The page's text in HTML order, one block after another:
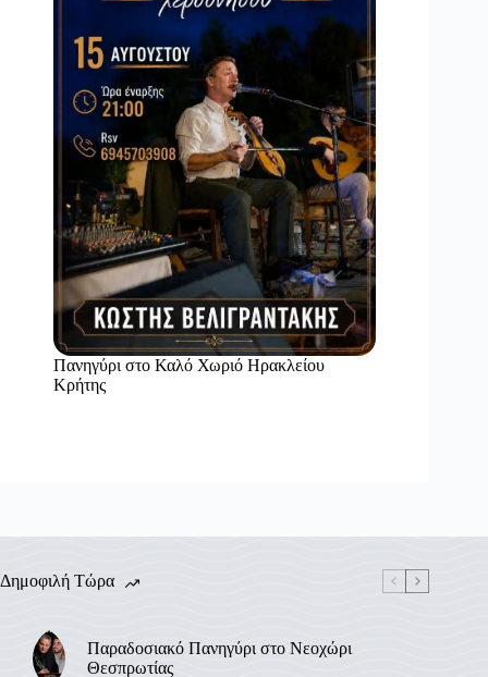
Πανηγύρι στο Καλό Χωριό Ηρακλείου
Κρήτης
Δημοφιλή Τώρα
Παραδοσιακό Πανηγύρι στο Νεοχώρι
Θεσπρωτίας